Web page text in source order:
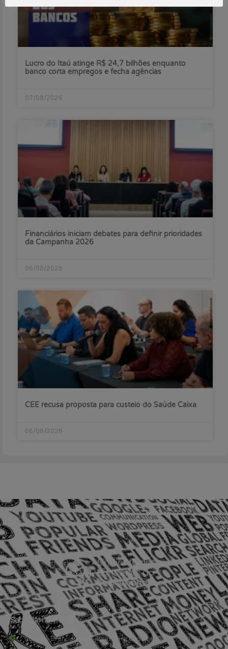
Lucro do Itaú atinge R$ 24,7 bilhões enquanto
banco corta empregos e fecha agências
07/08/2026
Financiários iniciam debates para definir prioridades
da Campanha 2026
06/08/2026
CEE recusa proposta para custeio do Saúde Caixa
06/08/2026
Sede Barra Mansa
Rua Rio Branco, nº107 (2º andar), Centro - Cep: 27.330-030